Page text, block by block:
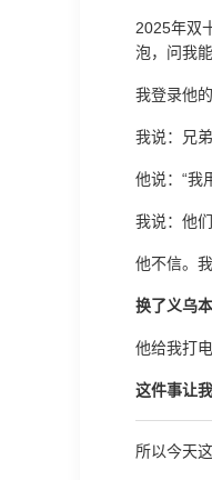
2025年双
泡，问我
我登录他
我说：兄
他说：“我
我说：他
他不信。
换了义乌
他给我打
这件事让
所以今天